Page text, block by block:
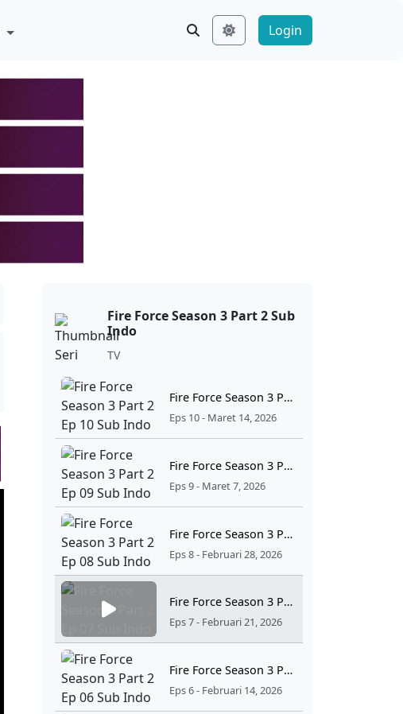
Login
Fire Force Season 3 Part 2 Sub
Indo
TV
Fire Force Season 3 Part 2 Ep 10 Sub Indo
Eps 10 - Maret 14, 2026
Fire Force Season 3 Part 2 Ep 09 Sub Indo
Eps 9 - Maret 7, 2026
Fire Force Season 3 Part 2 Ep 08 Sub Indo
Eps 8 - Februari 28, 2026
Fire Force Season 3 Part 2 Ep 07 Sub Indo
Eps 7 - Februari 21, 2026
Fire Force Season 3 Part 2 Ep 06 Sub Indo
Eps 6 - Februari 14, 2026